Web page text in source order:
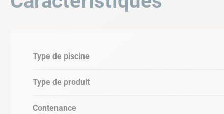
• Séchage, hors poussière, 20-30 minutes
• Couleur : Gris clair
• Contenance: 5L
Type de piscine
Type de produit
Contenance